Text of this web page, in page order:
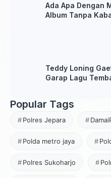
Ada Apa Dengan
Album Tanpa
Teddy Loning
Garap Lagu
Popular Tags
Polres Jepara
Polda metro jaya
Polres Sukoharjo